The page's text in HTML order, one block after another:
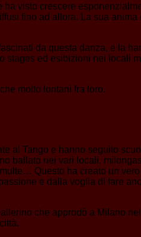
ha visto crescere
fino ad allora. La sua anima
da questa danza, e la
stages ed esibizioni nei locali
molto lontani fra loro.
al Tango e hanno seguito
ballato nei vari locali,
Questo ha creato un
e dalla voglia di fare
che approdò a Milano